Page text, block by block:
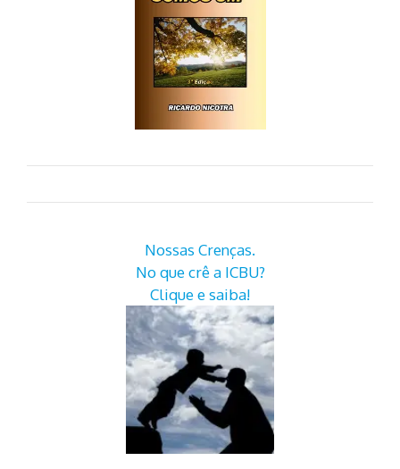
Nossas Crenças.
No que crê a ICBU?
Clique e saiba!